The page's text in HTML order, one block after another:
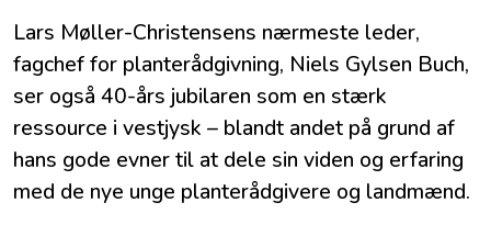
Lars Møller-Christensens nærmeste leder,
fagchef for planterådgivning, Niels Gylsen Buch,
ser også 40-års jubilaren som en stærk
ressource i vestjysk – blandt andet på grund af
hans gode evner til at dele sin viden og erfaring
med de nye unge planterådgivere og landmænd.